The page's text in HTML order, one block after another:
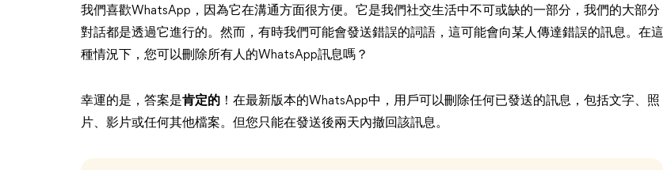
我們喜歡WhatsApp，因為它在溝通方面很方便。它是我們社交生活中不可或缺的一部分，我們的大部分
對話都是透過它進行的。然而，有時我們可能會發送錯誤的詞語，這可能會向某人傳達錯誤的訊息。在這
種情況下，您可以刪除所有人的WhatsApp訊息嗎？
幸運的是，答案是肯定的 ！在最新版本的WhatsApp中，用戶可以刪除任何已發送的訊息，包括文字、照
片、影片或任何其他檔案。但您只能在發送後兩天內撤回該訊息。